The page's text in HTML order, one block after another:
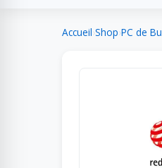
Accueil Shop PC de